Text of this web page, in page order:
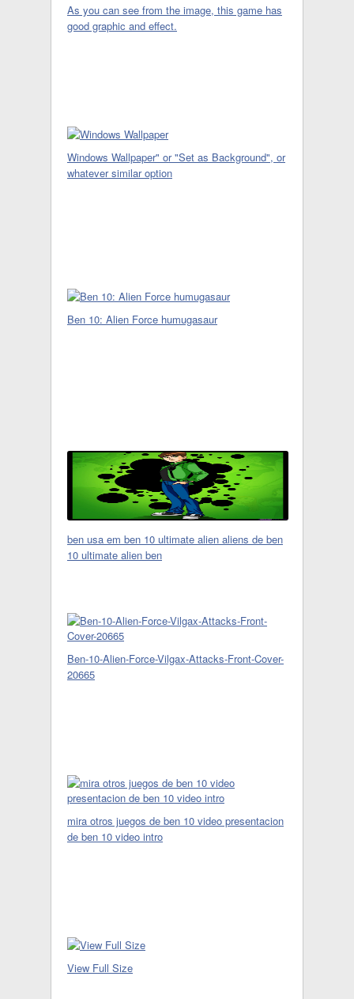
As you can see from the image, this game has
good graphic and effect.
Windows Wallpaper" or "Set as Background", or
whatever similar option
Ben 10: Alien Force humugasaur
ben usa em ben 10 ultimate alien aliens de ben
10 ultimate alien ben
Ben-10-Alien-Force-Vilgax-Attacks-Front-Cover-
20665
mira otros juegos de ben 10 video presentacion
de ben 10 video intro
View Full Size